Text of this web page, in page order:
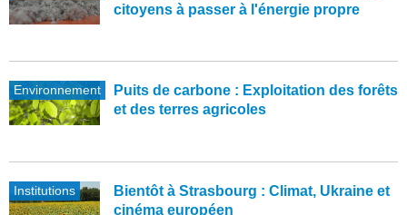
citoyens à passer à l'énergie propre
Environnement
Puits de carbone : Exploitation des forêts
et des terres agricoles
Institutions
Bientôt à Strasbourg : Climat, Ukraine et
cinéma européen